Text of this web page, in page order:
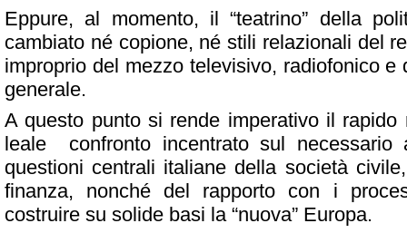
Eppure, al momento, il “teatrino” della
cambiato né copione, né stili relazionali del
improprio del mezzo televisivo, radiofonico e
generale.
A questo punto si rende imperativo il
leale
confronto incentrato sul necessario
questioni centrali italiane della società
finanza, nonché del rapporto con i
costruire su solide basi la “nuova” Europa.